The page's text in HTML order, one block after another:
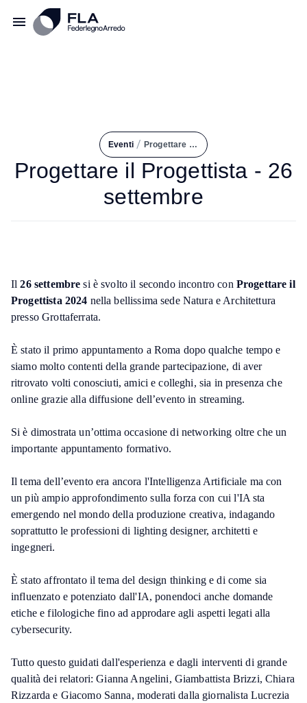
Eventi / Progettare Il Progettista - 26 Settembre
Progettare il Progettista - 26
settembre
Il26 settembresi è svolto il secondo incontro con Progettare il
Progettista 2024 nella bellissima sede Natura e Architettura
presso Grottaferrata.
È stato il primo appuntamento a Roma dopo qualche tempo e
siamo molto contenti della grande partecipazione, di aver
ritrovato volti conosciuti, amici e colleghi, sia in presenza che
online grazie alla diffusione dell’evento in streaming.
Si è dimostrata un’ottima occasione di networking oltre che un
importante appuntamento formativo.
Il tema dell’evento era ancora l'Intelligenza Artificiale ma con
un più ampio approfondimento sulla forza con cui l'IA sta
emergendo nel mondo della produzione creativa, indagando
soprattutto le professioni di lighting designer, architetti e
ingegneri.
È stato affrontato il tema del design thinking e di come sia
influenzato e potenziato dall'IA, ponendoci anche domande
etiche e filologiche fino ad approdare agli aspetti legati alla
cybersecurity.
Tutto questo guidati dall'esperienza e dagli interventi di grande
qualità dei relatori: Gianna Angelini, Giambattista Brizzi, Chiara
Rizzarda e Giacomo Sanna, moderati dalla giornalista Lucrezia